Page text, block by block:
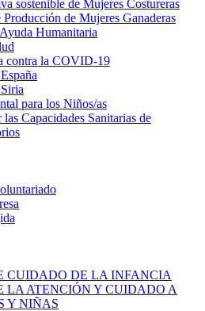
sostenible de Mujeres Costureras
Producción de Mujeres Ganaderas
Humanitaria
contra la COVID-19
para los Niños/as
las Capacidades Sanitarias de
CUIDADO DE LA INFANCIA
LA ATENCIÓN Y CUIDADO A
Y NIÑAS